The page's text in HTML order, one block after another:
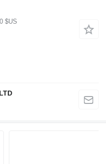
$US